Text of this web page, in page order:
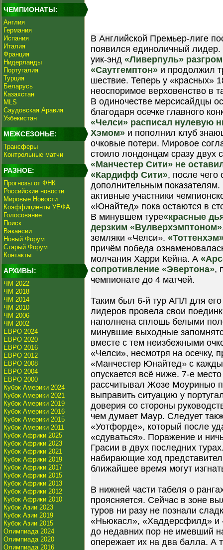
ЧЕМПИОНАТЫ:
Англия
Германия
Испания
Италия
Франция
Нидерланды
Португалия
Турция
Беларусь
Казахстан
MLS
Саудовская Аравия
Узбекистан
МЕЖСЕЗОНЬЕ:
Трансферы
Контрольные матчи
РАЗНОЕ:
Прогнозы от ФНК
Российские новости
Мировые Новости
Коэффициенты УЕФА
Голосование
Поиск
Вакансии
Новый Форум
Старый Форум
Контакты
АРХИВЫ:
ЧМ 2022
ЧМ 2018
ЧМ 2014
ЧМ 2010
ЧМ 2006
ЧМ 2002
ЕВРО 2024
ЕВРО 2020
ЕВРО 2016
ЕВРО 2012
ЕВРО 2008
ЕВРО 2004
ЕВРО 2000
Кубок Америки 2024
Кубок Америки 2021
Кубок Америки 2019
Кубок Америки 2016
Кубок Америки 2015
Кубок Америки 2011
Кубок Африки 2025
Кубок Африки 2023
Кубок Африки 2021
Кубок Африки 2019
Кубок Африки 2017
Кубок Африки 2015
Кубок Африки 2013
Кубок Африки 2012
Кубок Африки 2010
Кубок Азии 2023
Кубок Азии 2019
Кубок Азии 2015
Олимпиада 2024
Олимпиада 2020
Олимпиада 2016
В Английской Премьер-лиге
появился единоличный
уик-энд «Ливерпуль»
«Саутгемптон» и продолжил
шествие. Теперь у «красных»
неоспоримое верховенство в
В одиночестве мерсисайдцы
благодаря осечке главного
«Челси» расписал нулевую
Хэмом» и пополнил клуб
очковые потери. Мировое
стоило лондонцам сразу двух
«Манчестер Сити» не
«Кардифф Сити», после чего
дополнительным
активные участники
«Юнайтед» пока остаются в
В минувшем туре«красные
дерзким «Вулверхэмптоном»
земляки «Челси».
причём победа
молчания Харри Кейна. А
сопротивление «Эвертона»,
чемпионате до 4 матчей.
Таким был 6-й тур АПЛ для
лидеров провела свои
наполнена сплошь белыми
минувшие выходные
вместе с тем неизбежными
«Челси», несмотря на осечку,
«Манчестер Юнайтед» с
опускается всё ниже. 7-е
рассчитывал Жозе Моуринью
выправить ситуацию у
доверия со стороны
чем думает Маур. Следует
«Уотфорде», который после
«сдуваться». Поражение и
Грасии в двух последних
набирающие ход
ближайшее время могут
В нижней части табеля о
проясняется. Сейчас в зоне
туров ни разу не познали
«Ньюкасл», «Хаддерсфилд»
до недавних пор не имевший
опережает их на два балла. А